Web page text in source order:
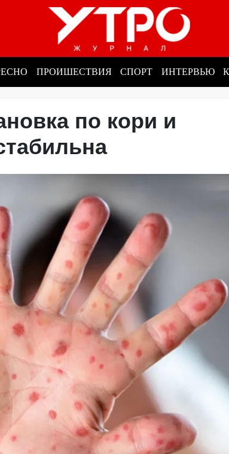
ПРОИШЕСТВИЯ СПОРТ ИНТЕРВЬЮ
по кори и